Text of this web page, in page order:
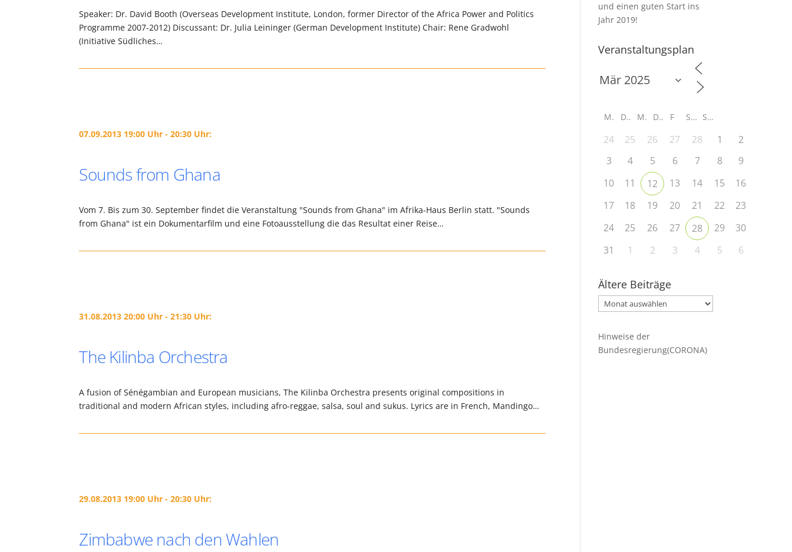
Speaker: Dr. David Booth (Overseas Development Institute, London, former Director of the Africa Power and Politics
Programme 2007-2012) Discussant: Dr. Julia Leininger (German Development Institute) Chair: Rene Gradwohl
(Initiative Südliches…
07.09.2013 19:00 Uhr - 20:30 Uhr:
Sounds from Ghana
Vom 7. Bis zum 30. September findet die Veranstaltung "Sounds from Ghana" im Afrika-Haus Berlin statt. "Sounds
from Ghana" ist ein Dokumentarfilm und eine Fotoausstellung die das Resultat einer Reise…
31.08.2013 20:00 Uhr - 21:30 Uhr:
The Kilinba Orchestra
A fusion of Sénégambian and European musicians, The Kilinba Orchestra presents original compositions in
traditional and modern African styles, including afro-reggae, salsa, soul and sukus. Lyrics are in French, Mandingo…
29.08.2013 19:00 Uhr - 20:30 Uhr:
Zimbabwe nach den Wahlen
und einen guten Start ins
Jahr 2019!
Veranstaltungsplan
M D M D F S S
24 25 26 27 28 1
2
3
4 5 6 7 8
9
10
11 12 13 14 15
16
17
18 19 20 21 22
23
24
25 26 27 28 29
30
31
1 2 3 4 5 6
Ältere Beiträge
Ältere
Beiträge
Hinweise der
Bundesregierung(CORONA)